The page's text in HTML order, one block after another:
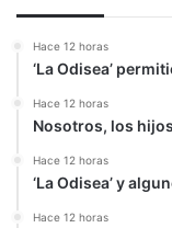
Hace 12 horas
‘La Odisea’
Hace 12 horas
Nosotros, los
Hace 12 horas
‘La Odisea’ y
Hace 12 horas